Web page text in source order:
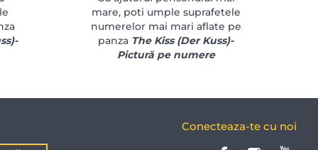
mare, poti umple suprafetele
numerelor mai mari aflate pe
panza The Kiss (Der Kuss)-
Pictură pe numere
Conecteaza-te cu noi